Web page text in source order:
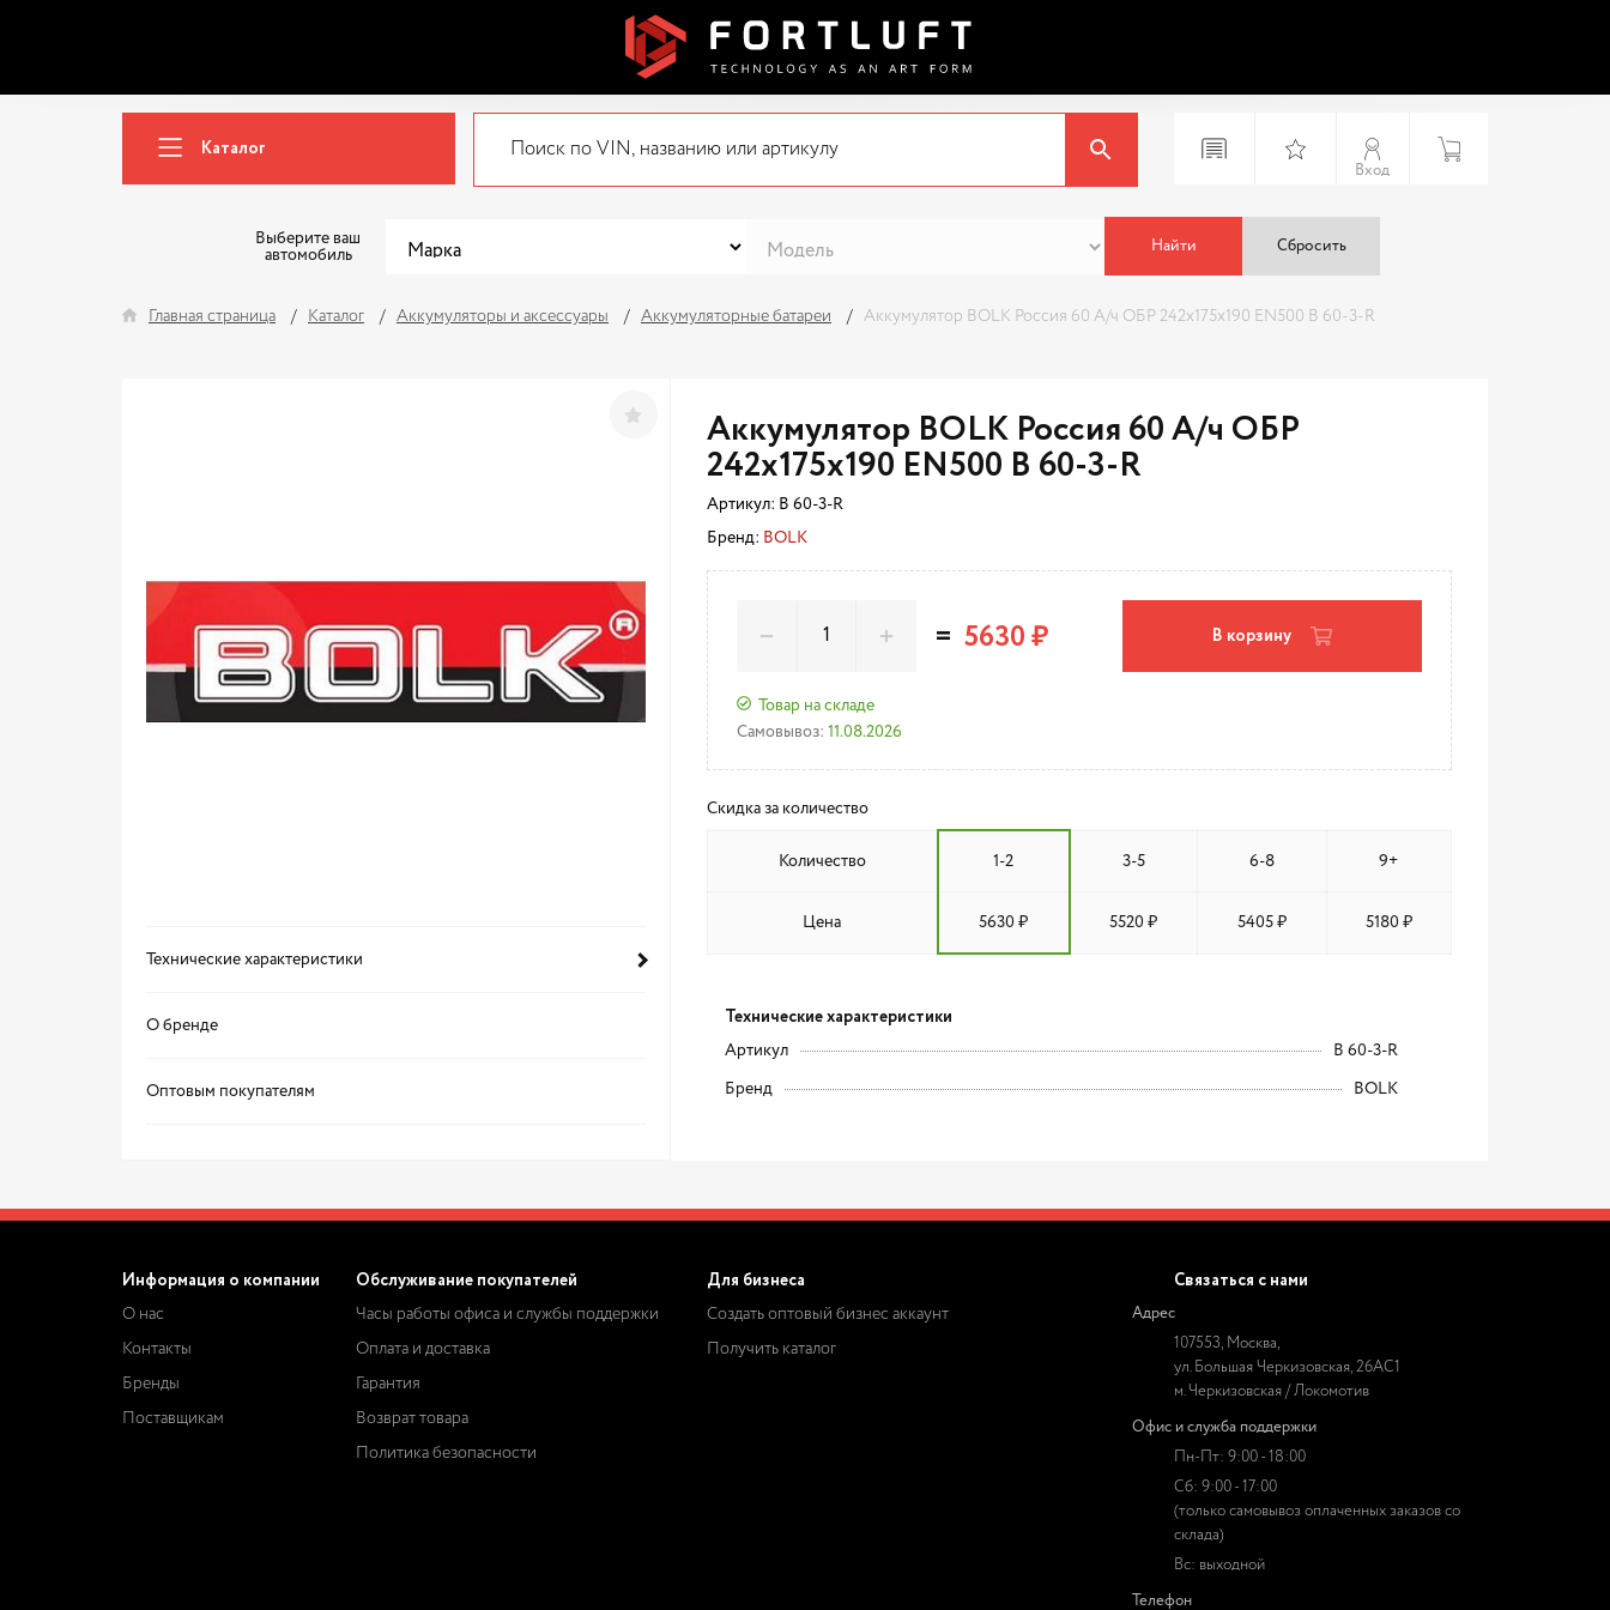
Каталог
Вход
Выберите ваш
автомобиль
Найти Сбросить
Главная страница Каталог Аккумуляторы и аксессуары Аккумуляторные батареи Аккумулятор BOLK Россия 60 А/ч ОБР 242x175x190 EN500 B 60-3-R
Технические характеристики
О бренде
Оптовым покупателям
Аккумулятор BOLK Россия 60 А/ч ОБР
242x175x190 EN500 B 60-3-R
Артикул: B 60-3-R
Бренд: BOLK
Товар на складе
Самовывоз: 11.08.2026
= 5630 ₽ В корзину
Скидка за количество
Количество 1-2 3-5 6-8 9+
Цена 5630 ₽ 5520 ₽ 5405 ₽ 5180 ₽
Технические характеристики
Артикул B 60-3-R
Бренд BOLK
Информация о компании
О нас
Контакты
Бренды
Поставщикам
Обслуживание покупателей
Часы работы офиса и службы поддержки
Оплата и доставка
Гарантия
Возврат товара
Политика безопасности
Для бизнеса
Создать оптовый бизнес аккаунт
Получить каталог
Связаться с нами
Адрес
107553, Москва,
ул. Большая Черкизовская, 26АС1
м. Черкизовская / Локомотив
Офис и служба поддержки
Пн-Пт: 9:00 - 18:00
Сб: 9:00 - 17:00
(только самовывоз оплаченных заказов со
склада)
Вс: выходной
Телефон